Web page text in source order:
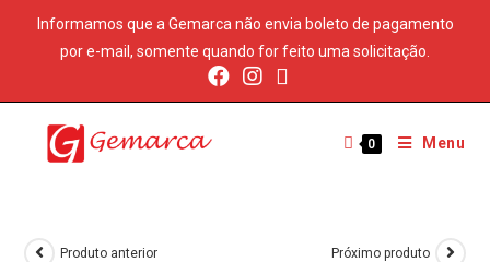
Informamos que a Gemarca não envia boleto de pagamento
por e-mail, somente quando for feito uma solicitação.
0 Menu
Produto anterior Próximo produto